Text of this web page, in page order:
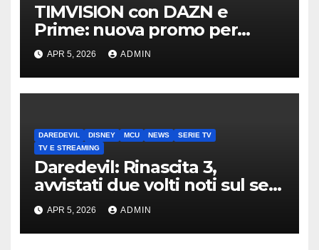
TIMVISION con DAZN e
Prime: nuova promo per
clienti TIM
APR 5, 2026 ADMIN
DAREDEVIL DISNEY MCU NEWS
SERIE TV
TV E STREAMING
Daredevil: Rinascita 3,
avvistati due volti noti sul set
di New York
APR 5, 2026 ADMIN